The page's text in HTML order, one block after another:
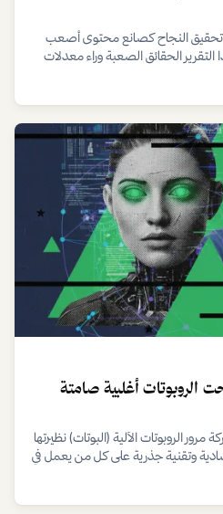
تحقيق النجاح كصانع محتوى أصعب
الحقائق الصعبة وراء معدلات
الروبوتات أغلبية صامتة
مرور الروبوتات الآلية (البوتات) نظيرتها
وتقنية جذرية على كل من يعمل في